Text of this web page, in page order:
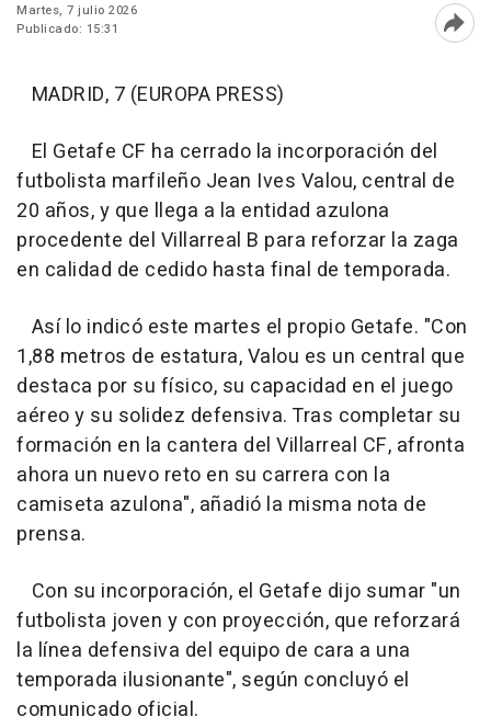
Martes, 7 julio 2026
Publicado: 15:31
MADRID, 7 (EUROPA PRESS)
El Getafe CF ha cerrado la incorporación del
futbolista marfileño Jean Ives Valou, central de
20 años, y que llega a la entidad azulona
procedente del Villarreal B para reforzar la zaga
en calidad de cedido hasta final de temporada.
Así lo indicó este martes el propio Getafe. "Con
1,88 metros de estatura, Valou es un central que
destaca por su físico, su capacidad en el juego
aéreo y su solidez defensiva. Tras completar su
formación en la cantera del Villarreal CF, afronta
ahora un nuevo reto en su carrera con la
camiseta azulona", añadió la misma nota de
prensa.
Con su incorporación, el Getafe dijo sumar "un
futbolista joven y con proyección, que reforzará
la línea defensiva del equipo de cara a una
temporada ilusionante", según concluyó el
comunicado oficial.